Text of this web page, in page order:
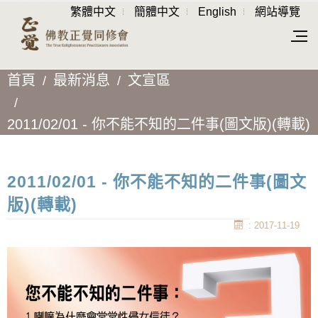
繁體中文 簡體中文 English 網站導覽
首頁 最新消息 文宣區
2011/02/01 - 你不能不知的二件事(圖文版)(轉載)
2011/02/01 - 你不能不知的二件事(圖文
版)(轉載)
: 2017-11-19